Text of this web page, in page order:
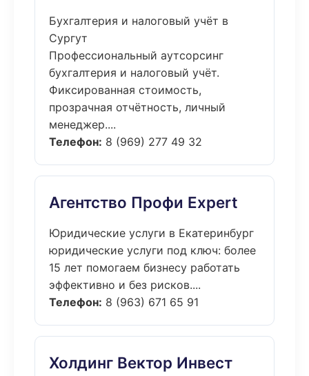
Бухгалтерия и налоговый учёт в
Сургут
Профессиональный аутсорсинг
бухгалтерия и налоговый учёт.
Фиксированная стоимость,
прозрачная отчётность, личный
менеджер....
Телефон: 8 (969) 277 49 32
Агентство Профи Expert
Юридические услуги в Екатеринбург
юридические услуги под ключ: более
15 лет помогаем бизнесу работать
эффективно и без рисков....
Телефон: 8 (963) 671 65 91
Холдинг Вектор Инвест